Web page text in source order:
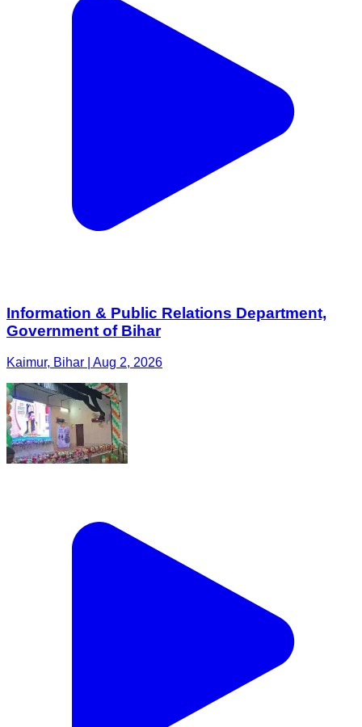
Information & Public Relations Department,
Government of Bihar
Kaimur, Bihar | Aug 2, 2026